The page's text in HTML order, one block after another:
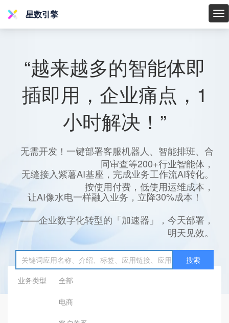
星
星数引擎
“越来越多的智能体即
插即用，企业痛点，1
小时解决！”
无需开发！一键部署客服机器人、智能排班、合
同审查等200+行业智能体，
无缝接入紫薯AI基座，完成业务工作流AI转化。
按使用付费，低使用运维成本，
让AI像水电一样融入业务，立降30%成本！
——企业数字化转型的「加速器」，今天部署，
明天见效。
搜索
业务类型
全部
电商